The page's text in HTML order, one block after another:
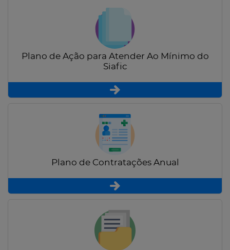
Plano de Ação para Atender Ao Mínimo do
Siafic
Plano de Contratações Anual